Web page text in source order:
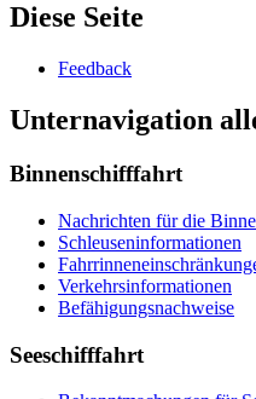
Diese Seite
Feedback
Unternavigation
Binnenschifffahrt
Nachrichten für die
Schleuseninformationen
Verkehrsinformationen
Befähigungsnachweise
Seeschifffahrt